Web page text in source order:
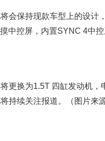
会保持现款车型上的设计
中控屏，内置SYNC 4中
更换为1.5T 四缸发动机
持续关注报道。（图片来